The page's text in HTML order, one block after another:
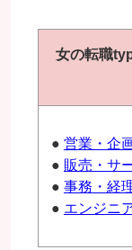
女の転職
● 営業・企
● 販売・サ
● 事務・経
● エンジニ